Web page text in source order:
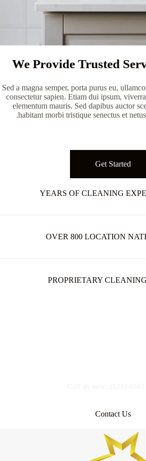
We Provide Trusted
Sed a magna semper, porta purus eu,
consectetur sapien. Etiam dui ipsum,
elementum mauris. Sed dapibus auctor
habitant morbi tristique senectus et
Get Started
OVER 800 LOCATION
PROPRIETARY
Contact Us